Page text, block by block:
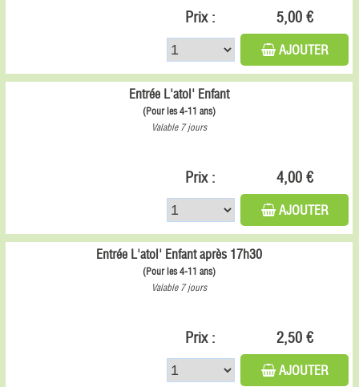
Prix : 5,00 €
AJOUTER
Entrée L'atol' Enfant
(Pour les 4-11 ans)
Valable 7 jours
Prix : 4,00 €
AJOUTER
Entrée L'atol' Enfant après 17h30
(Pour les 4-11 ans)
Valable 7 jours
Prix : 2,50 €
AJOUTER